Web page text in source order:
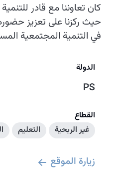
كان تعاوننا مع قادر
حيث ركزنا على تعزيز
في التنمية المجتمعية
الدولة
PS
القطاع
غير الربحية
التعليم
زيارة الموقع